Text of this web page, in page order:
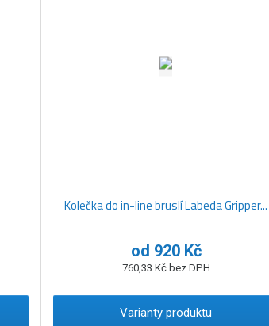
Kolečka do in-line bruslí Labeda Gripper...
od 920 Kč
760,33 Kč bez DPH
Varianty produktu